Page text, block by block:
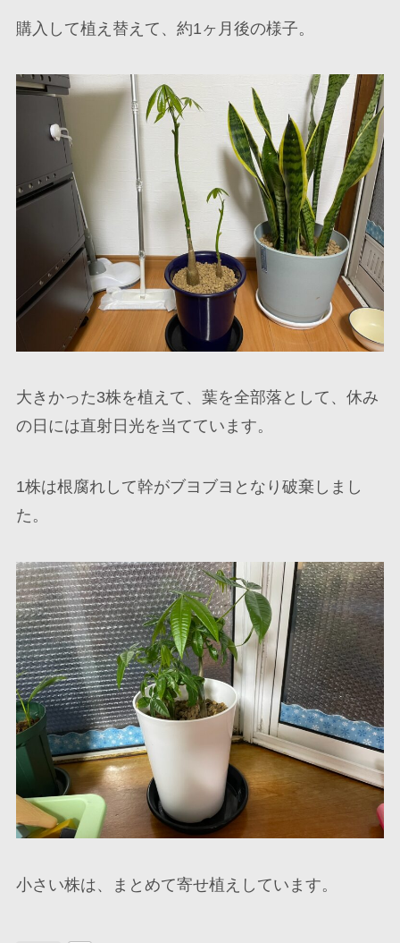
購入して植え替えて、約1ヶ月後の様子。
大きかった3株を植えて、葉を全部落として、休み
の日には直射日光を当てています。
1株は根腐れして幹がブヨブヨとなり破棄しまし
た。
小さい株は、まとめて寄せ植えしています。